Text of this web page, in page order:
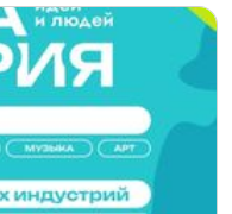
музыкального
Алтайский край
скоро